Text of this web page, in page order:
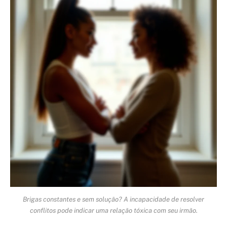
Brigas constantes e sem solução? A incapacidade de resolver
conflitos pode indicar uma relação tóxica com seu irmão.